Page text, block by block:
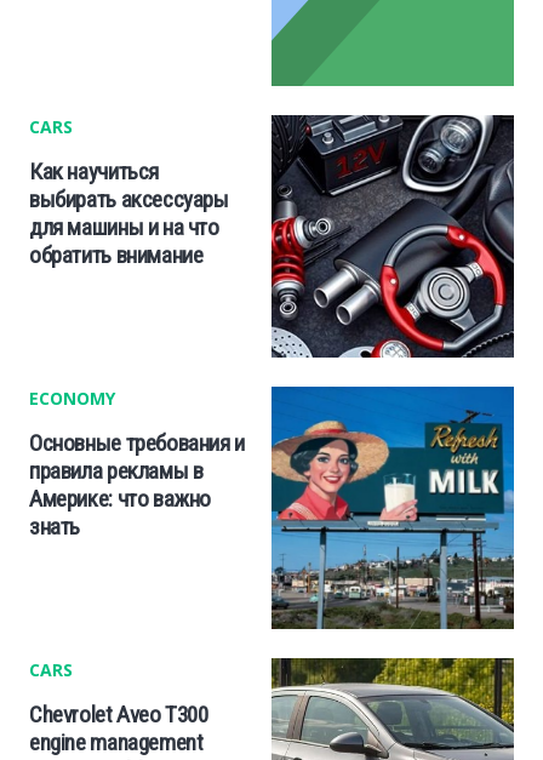
CARS
Как научиться
выбирать аксессуары
для машины и на что
обратить внимание
ECONOMY
Основные требования и
правила рекламы в
Америке: что важно
знать
CARS
Chevrolet Aveo T300
engine management